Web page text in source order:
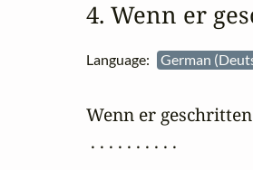
4. Wenn er
Language: German
Wenn er
. . . . . . . . . .